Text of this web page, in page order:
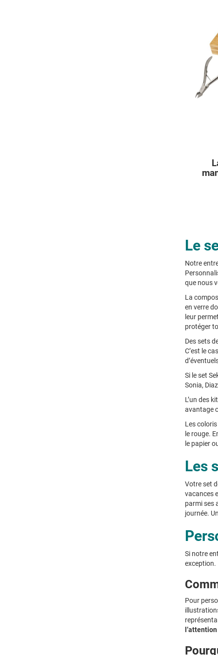
Le
Notre
que nous
La
en verre
leur
protéger
Des sets
C’est le
Si le set
Sonia,
L’un des
avantage
Les
le rouge.
le papier
Les
Votre set
vacances
parmi ses
journée.
Si notre
exception.
Pour